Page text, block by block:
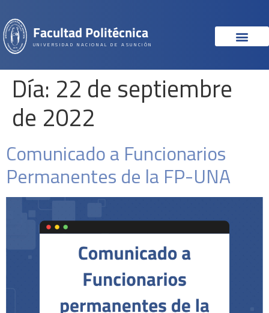
Facultad Politécnica
UNIVERSIDAD NACIONAL DE ASUNCIÓN
Día: 22 de septiembre
de 2022
Comunicado a Funcionarios
Permanentes de la FP-UNA